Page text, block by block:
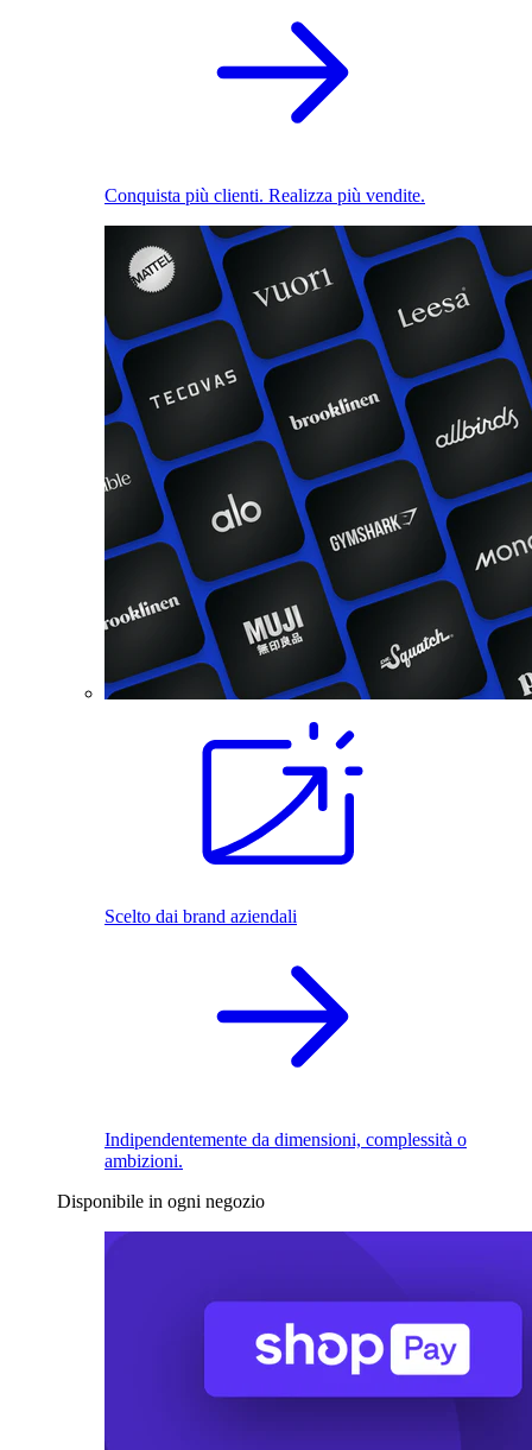
Conquista più clienti. Realizza più vendite.
Scelto dai brand aziendali
Indipendentemente da dimensioni, complessità o
ambizioni.
Disponibile in ogni negozio